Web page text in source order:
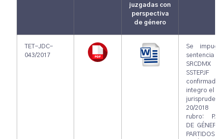
juzgadas con
perspectiva
de género
TET-JDC-
043/2017
Se
SSTEPJF
confirmado
integro el
20/
rubro:
DE
PARTIDOS